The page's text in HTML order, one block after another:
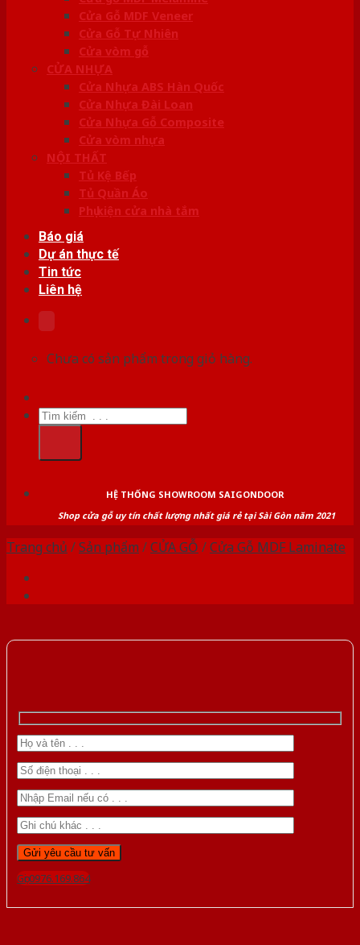
Cửa Gỗ MDF Veneer
Cửa Gỗ Tự Nhiên
Cửa vòm gỗ
CỬA NHỰA
Cửa Nhựa ABS Hàn Quốc
Cửa Nhựa Đài Loan
Cửa Nhựa Gỗ Composite
Cửa vòm nhựa
NỘI THẤT
Tủ Kệ Bếp
Tủ Quần Áo
Phụ kiện cửa nhà tắm
Báo giá
Dự án thực tế
Tin tức
Liên hệ
Chưa có sản phẩm trong giỏ hàng.
Tìm
kiếm:
HỆ THỐNG SHOWROOM SAIGONDOOR
Shop cửa gỗ uy tín chất lượng nhất giá rẻ tại Sài Gòn năm 2021
Trang chủ /Sản phẩm /CỬA GỖ /Cửa Gỗ MDF Laminate
Gọi 0976.169.864